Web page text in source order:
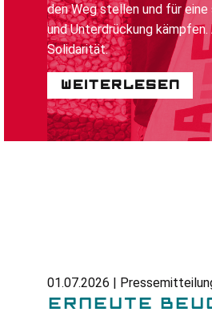
den Weg stellen und für
und Unterdrückung
Solidarität.
Weiterlesen
01.07.2026 |
ERNEUTE